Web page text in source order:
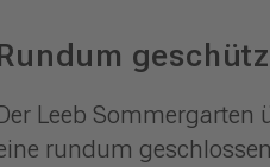
Leeb Sommergarten
rundum